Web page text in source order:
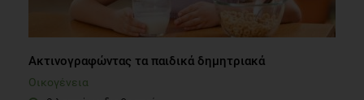
Ακτινογραφώντας τα παιδικά δημητριακά
Οικογένεια